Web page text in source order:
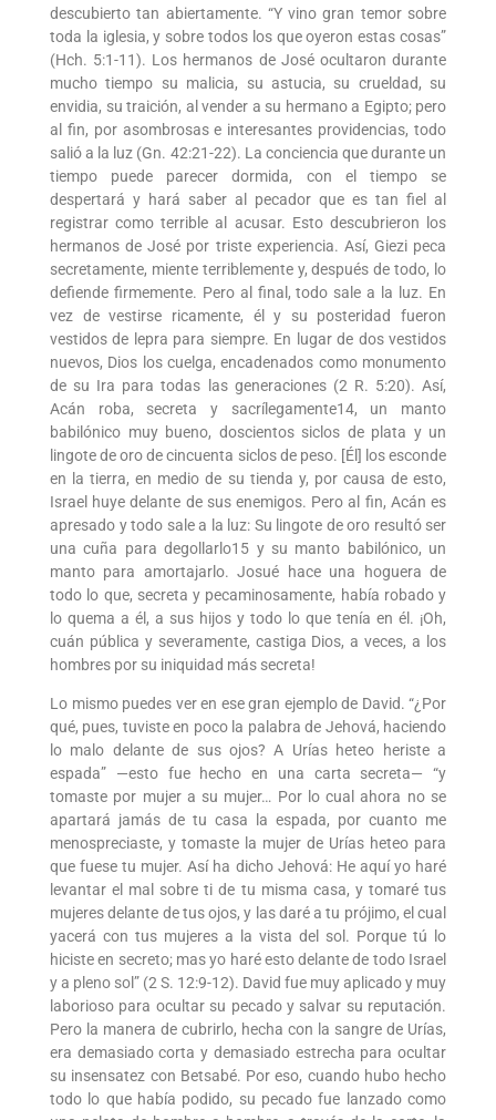
descubierto tan abiertamente. “Y vino gran temor sobre
toda la iglesia, y sobre todos los que oyeron estas cosas”
(Hch. 5:1-11). Los hermanos de José ocultaron durante
mucho tiempo su malicia, su astucia, su crueldad, su
envidia, su traición, al vender a su hermano a Egipto; pero
al fin, por asombrosas e interesantes providencias, todo
salió a la luz (Gn. 42:21-22). La conciencia que durante un
tiempo puede parecer dormida, con el tiempo se
despertará y hará saber al pecador que es tan fiel al
registrar como terrible al acusar. Esto descubrieron los
hermanos de José por triste experiencia. Así, Giezi peca
secretamente, miente terriblemente y, después de todo, lo
defiende firmemente. Pero al final, todo sale a la luz. En
vez de vestirse ricamente, él y su posteridad fueron
vestidos de lepra para siempre. En lugar de dos vestidos
nuevos, Dios los cuelga, encadenados como monumento
de su Ira para todas las generaciones (2 R. 5:20). Así,
Acán roba, secreta y sacrílegamente14, un manto
babilónico muy bueno, doscientos siclos de plata y un
lingote de oro de cincuenta siclos de peso. [Él] los esconde
en la tierra, en medio de su tienda y, por causa de esto,
Israel huye delante de sus enemigos. Pero al fin, Acán es
apresado y todo sale a la luz: Su lingote de oro resultó ser
una cuña para degollarlo15 y su manto babilónico, un
manto para amortajarlo. Josué hace una hoguera de
todo lo que, secreta y pecaminosamente, había robado y
lo quema a él, a sus hijos y todo lo que tenía en él. ¡Oh,
cuán pública y severamente, castiga Dios, a veces, a los
hombres por su iniquidad más secreta!
Lo mismo puedes ver en ese gran ejemplo de David. “¿Por
qué, pues, tuviste en poco la palabra de Jehová, haciendo
lo malo delante de sus ojos? A Urías heteo heriste a
espada” —esto fue hecho en una carta secreta— “y
tomaste por mujer a su mujer… Por lo cual ahora no se
apartará jamás de tu casa la espada, por cuanto me
menospreciaste, y tomaste la mujer de Urías heteo para
que fuese tu mujer. Así ha dicho Jehová: He aquí yo haré
levantar el mal sobre ti de tu misma casa, y tomaré tus
mujeres delante de tus ojos, y las daré a tu prójimo, el cual
yacerá con tus mujeres a la vista del sol. Porque tú lo
hiciste en secreto; mas yo haré esto delante de todo Israel
y a pleno sol” (2 S. 12:9-12). David fue muy aplicado y muy
laborioso para ocultar su pecado y salvar su reputación.
Pero la manera de cubrirlo, hecha con la sangre de Urías,
era demasiado corta y demasiado estrecha para ocultar
su insensatez con Betsabé. Por eso, cuando hubo hecho
todo lo que había podido, su pecado fue lanzado como